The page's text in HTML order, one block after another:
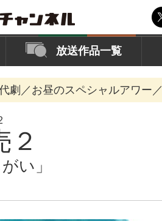
放送作品一覧
劇／お昼のスペシャルアワー／
２
い」